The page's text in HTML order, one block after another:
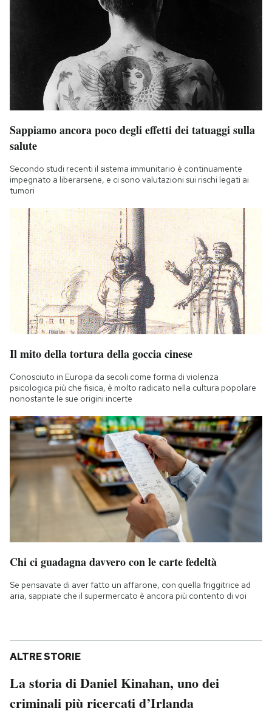
Sappiamo ancora poco degli effetti dei tatuaggi sulla
salute
Secondo studi recenti il sistema immunitario è continuamente
impegnato a liberarsene, e ci sono valutazioni sui rischi legati ai
tumori
Il mito della tortura della goccia cinese
Conosciuto in Europa da secoli come forma di violenza
psicologica più che fisica, è molto radicato nella cultura popolare
nonostante le sue origini incerte
Chi ci guadagna davvero con le carte fedeltà
Se pensavate di aver fatto un affarone, con quella friggitrice ad
aria, sappiate che il supermercato è ancora più contento di voi
ALTRE STORIE
La storia di Daniel Kinahan, uno dei
criminali più ricercati d’Irlanda